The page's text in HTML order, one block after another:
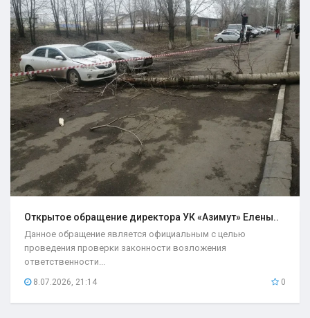
Открытое обращение директора УК «Азимут» Елены..
Данное обращение является официальным с целью
проведения проверки законности возложения
ответственности...
8.07.2026, 21:14 0